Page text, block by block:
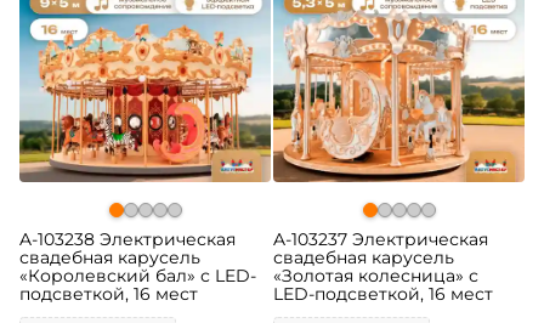
A-103238 Электрическая
свадебная карусель
«Королевский бал» с LED-
подсветкой, 16 мест
A-103237 Электрическая
свадебная карусель
«Золотая колесница» с
LED-подсветкой, 16 мест